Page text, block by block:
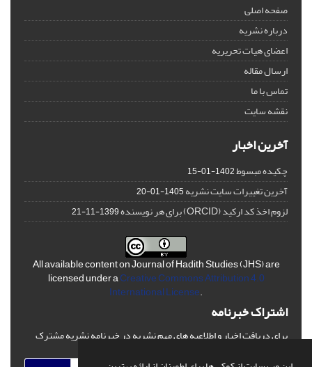
صفحه اصلی
درباره نشریه
اعضای هیات تحریریه
ارسال مقاله
تماس با ما
نقشه سایت
آخرین اخبار
چکیده مبسوط1402-01-15
آخرین تغییرات سایت نشریه1405-01-20
لزوم اخذ کد ارکید (ORCID) برای هر نویسنده 1399-11-21
All available content on Journal of Hadith Studies (JHS) are
licensed under aCreative Commons Attribution 4.0
International License.
اشتراک خبرنامه
برای دریافت اخبار و اطلاعیه های مهم نشریه در خبرنامه نشریه مشترک